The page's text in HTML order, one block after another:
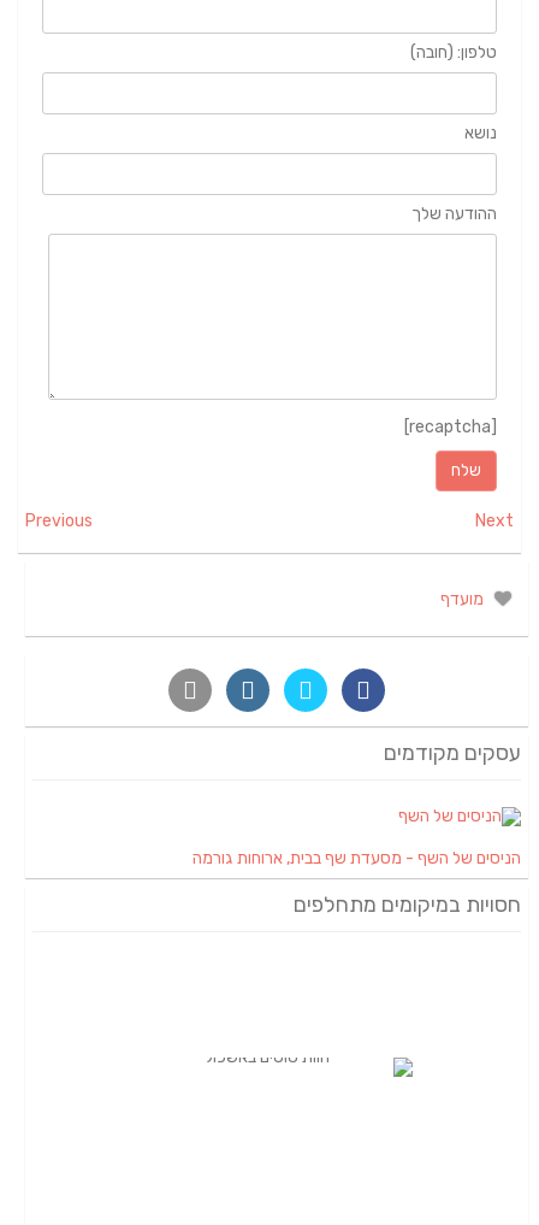
טלפון: (חובה)
נושא
ההודעה שלך
Previous Next
מועדף
עסקים מקודמים
הניסים של השף - מסעדת שף בבית, ארוחות גורמה
חסויות במיקומים מתחלפים